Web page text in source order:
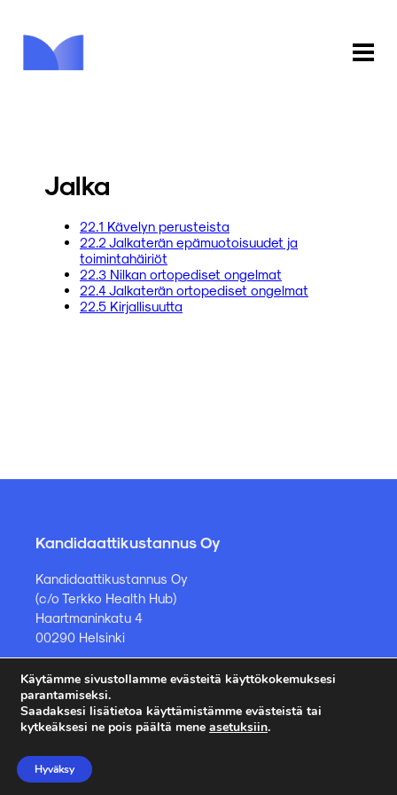
PALAUTE
Jalka
22.1 Kävelyn perusteista
22.2 Jalkaterän epämuotoisuudet ja
toimintahäiriöt
22.3 Nilkan ortopediset ongelmat
22.4 Jalkaterän ortopediset ongelmat
22.5 Kirjallisuutta
Kandidaattikustannus Oy
Kandidaattikustannus Oy
(c/o Terkko Health Hub)
Haartmaninkatu 4
00290 Helsinki
Kirjakauppa ja muut asiat
kauppa@kandidaattikustannus.fi
Käytämme sivustollamme evästeitä käyttökokemuksesi
parantamiseksi.
Saadaksesi lisätietoa käyttämistämme evästeistä tai
kytkeäksesi ne pois päältä mene asetuksiin.
Hyväksy